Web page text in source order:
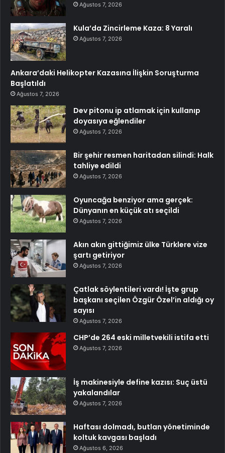
Ağustos 7, 2026
Kula’da Zincirleme Kaza: 8 Yaralı
Ağustos 7, 2026
Ankara’daki Helikopter Kazasına İlişkin Soruşturma
Başlatıldı
Ağustos 7, 2026
Dev pitonu ip atlamak için kullanıp
doyasıya eğlendiler
Ağustos 7, 2026
Bir şehir resmen haritadan silindi: Halk
tahliye edildi
Ağustos 7, 2026
Oyuncağa benziyor ama gerçek:
Dünyanın en küçük atı seçildi
Ağustos 7, 2026
Akın akın gittiğimiz ülke Türklere vize
şartı getiriyor
Ağustos 7, 2026
Çatlak söylentileri vardı! İşte grup
başkanı seçilen Özgür Özel’in aldığı oy
sayısı
Ağustos 7, 2026
CHP’de 264 eski milletvekili istifa etti
Ağustos 7, 2026
İş makinesiyle define kazısı: Suç üstü
yakalandılar
Ağustos 7, 2026
Haftası dolmadı, butlan yönetiminde
koltuk kavgası başladı
Ağustos 6, 2026